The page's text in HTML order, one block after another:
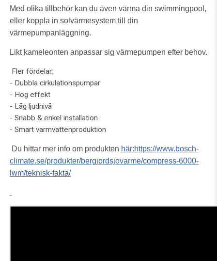
Med olika tillbehör kan du även värma din swimmingpool,
eller koppla in solvärmesystem till din
värmepumpanläggning.
Likt kameleonten anpassar sig värmepumpen efter behov.
Fler fördelar:
- Dubbla cirkulationspumpar
- Hög effekt
- Låg ljudnivå
- Snabb & enkel installation
- Smart varmvattenproduktion
Du hittar mer info om produkten här:https://www.bosch-
climate.se/produkter/bergjordsjovarme/compress-6000-
lwm/teknisk-fakta/